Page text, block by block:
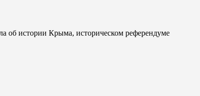
об истории Крыма, историческом референдуме